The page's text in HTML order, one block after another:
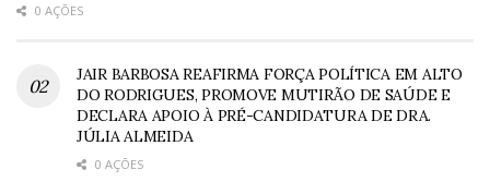
0 AÇÕES
JAIR BARBOSA REAFIRMA FORÇA POLÍTICA EM ALTO
DO RODRIGUES, PROMOVE MUTIRÃO DE SAÚDE E
DECLARA APOIO À PRÉ-CANDIDATURA DE DRA.
JÚLIA ALMEIDA
0 AÇÕES